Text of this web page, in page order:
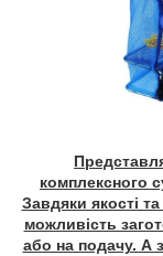
комплексного
Завдяки якості
можливість
або на подачу. А